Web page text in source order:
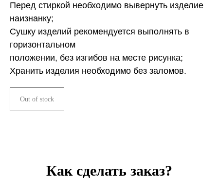
Перед стиркой необходимо вывернуть изделие
наизнанку;
Сушку изделий рекомендуется выполнять в
горизонтальном
положении, без изгибов на месте рисунка;
Хранить изделия необходимо без заломов.
Out of stock
Как сделать заказ?